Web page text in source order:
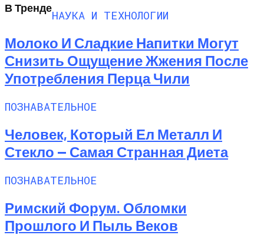
В Тренде
НАУКА И ТЕХНОЛОГИИ
Молоко И Сладкие Напитки Могут
Снизить Ощущение Жжения После
Употребления Перца Чили
ПОЗНАВАТЕЛЬНОЕ
Человек, Который Ел Металл И
Стекло — Самая Странная Диета
ПОЗНАВАТЕЛЬНОЕ
Римский Форум. Обломки
Прошлого И Пыль Веков